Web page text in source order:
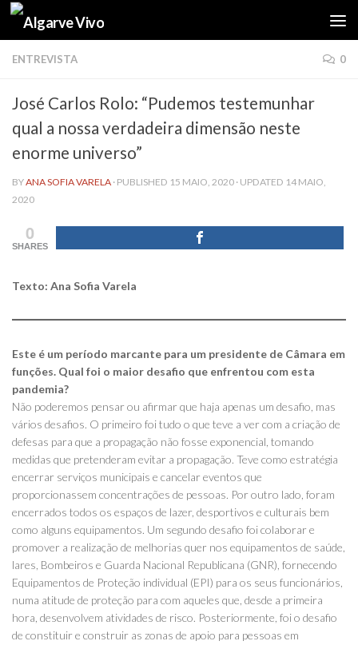
Skip to content
ENTREVISTA 0
José Carlos Rolo: “Pudemos testemunhar
qual a nossa verdadeira dimensão neste
enorme universo”
BYANA SOFIA VARELA · PUBLISHED 15 MAIO, 2020 · UPDATED 14 MAIO,
2020
0
SHARES
Texto: Ana Sofia Varela
Este é um período marcante para um presidente de Câmara em
funções. Qual foi o maior desafio que enfrentou com esta
pandemia?
Não poderemos pensar ou afirmar que haja apenas um desafio, mas
vários desafios. O primeiro foi tudo o que teve a ver com a criação de
defesas para que a propagação não fosse exponencial, tomando
medidas que pretenderam evitar a propagação. Teve como estratégia
encerrar serviços municipais e cancelar eventos que
proporcionassem concentrações de pessoas. Por outro lado, foram
encerrados todos os espaços de lazer, desportivos e culturais bem
como alguns equipamentos. Um segundo desafio foi colaborar e
promover a realização de melhorias quer nos equipamentos de saúde,
lares, Bombeiros e Guarda Nacional Republicana (GNR), fornecendo
Equipamentos de Proteção individual (EPI) para os seus funcionários,
numa atitude de proteção para com aqueles que, desde a primeira
hora, desenvolvem atividades de risco. Posteriormente, foi o desafio
de constituir e construir as zonas de apoio para pessoas em